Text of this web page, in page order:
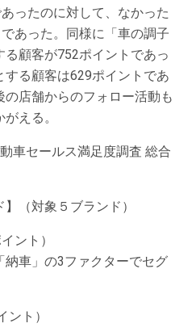
ったのに対して、なかった
あった。同様に「車の調子
顧客が752ポイントであっ
る顧客は629ポイントであ
店舗からのフォロー活動も
える。
車セールス満足度調査 総合
（対象５ブランド）
ント）
納車」の3ファクターでセグ
ト）